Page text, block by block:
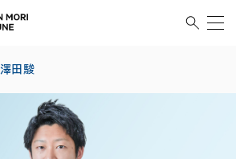
澤田駿